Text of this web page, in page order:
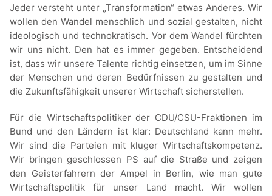
Jeder versteht unter „Transformation“ etwas Anderes. Wir
wollen den Wandel menschlich und sozial gestalten, nicht
ideologisch und technokratisch. Vor dem Wandel fürchten
wir uns nicht. Den hat es immer gegeben. Entscheidend
ist, dass wir unsere Talente richtig einsetzen, um im Sinne
der Menschen und deren Bedürfnissen zu gestalten und
die Zukunftsfähigkeit unserer Wirtschaft sicherstellen.
Für die Wirtschaftspolitiker der CDU/CSU-Fraktionen im
Bund und den Ländern ist klar: Deutschland kann mehr.
Wir sind die Parteien mit kluger Wirtschaftskompetenz.
Wir bringen geschlossen PS auf die Straße und zeigen
den Geisterfahrern der Ampel in Berlin, wie man gute
Wirtschaftspolitik für unser Land macht. Wir wollen